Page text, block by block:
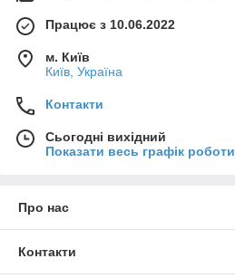
Працює з 10.06.2022
м. Київ
Київ, Україна
Контакти
Сьогодні вихідний
Показати весь графік роботи
Про нас
Контакти